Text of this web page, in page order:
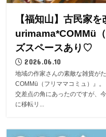
【福知山】古民家
urimama*COMMü
ズスペースあり♡
2026.06.10
地域の作家さんの素敵な雑貨が
COMMü（フリママコミュ）』
交差点の角にあったのですが、
に移転リ...